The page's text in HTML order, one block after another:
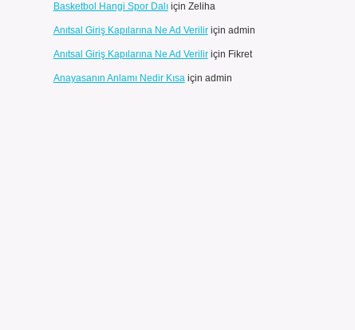
Basketbol Hangi Spor Dalıiçin Zeliha
Anıtsal Giriş Kapılarına Ne Ad Veriliriçin admin
Anıtsal Giriş Kapılarına Ne Ad Veriliriçin Fikret
Anayasanın Anlamı Nedir Kısaiçin admin